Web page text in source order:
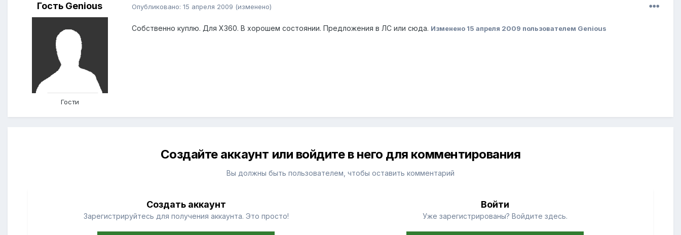
Гость Genious
Гости
Опубликовано: 15 апреля 2009 (изменено)
Собственно куплю. Для X360. В хорошем состоянии. Предложения в ЛС или сюда. Изменено 15 апреля 2009 пользователем Genious
Создайте аккаунт или войдите в него для комментирования
Вы должны быть пользователем, чтобы оставить комментарий
Создать аккаунт
Зарегистрируйтесь для получения аккаунта. Это просто!
Войти
Уже зарегистрированы? Войдите здесь.